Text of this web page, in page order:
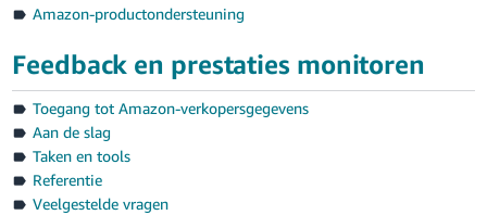
Amazon-productondersteuning
Feedback en prestaties monitoren
Toegang tot Amazon-verkopersgegevens
Aan de slag
Taken en tools
Referentie
Veelgestelde vragen